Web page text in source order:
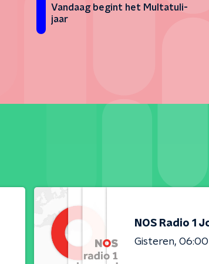
Vandaag begint het Multatuli-
jaar
NOS Radio 1
Gisteren